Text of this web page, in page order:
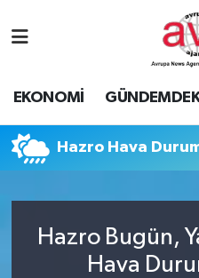
EKONOMİ
Hazro Hava
Hazro Bugün,
Hava
Nöbetçi Eczaneler
Namaz Vakitleri
Trafik Durumu
Süper Lig Puan